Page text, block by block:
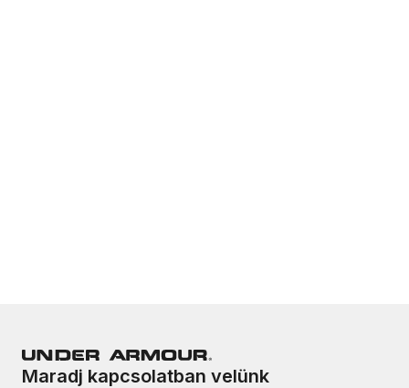
Maradj kapcsolatban velünk